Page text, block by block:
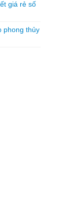
giá rẻ số
phong thủy